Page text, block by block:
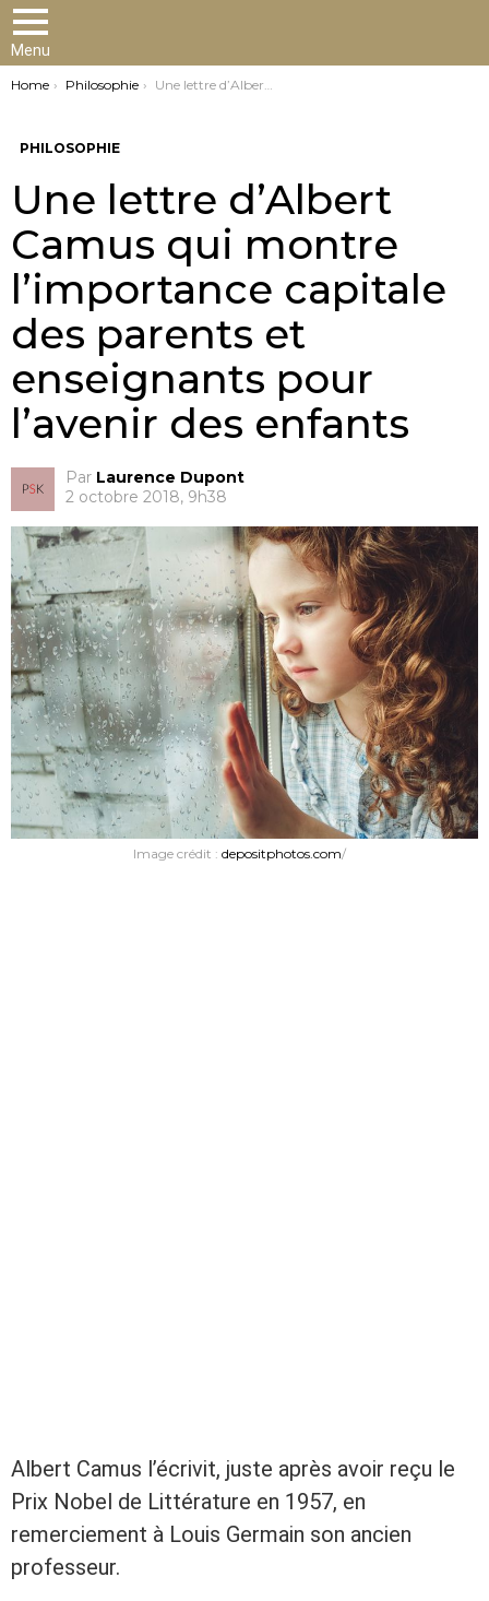
Menu
You are here:
Home Philosophie Une lettre d’Albert Camus qui montre l’importance capitale des parents et enseignants pour l’avenir des enfants
PHILOSOPHIE
Une lettre d’Albert
Camus qui montre
l’importance capitale
des parents et
enseignants pour
l’avenir des enfants
Par Laurence Dupont
2 octobre 2018, 9h38
Image crédit : depositphotos.com/
Albert Camus l’écrivit, juste après avoir reçu le
Prix Nobel de Littérature en 1957, en
remerciement à Louis Germain son ancien
professeur.